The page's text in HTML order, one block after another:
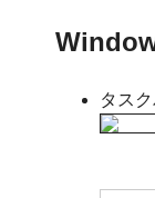
タス